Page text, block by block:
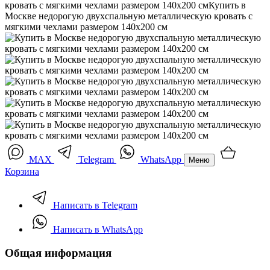
MAX Telegram WhatsApp Меню
Корзина
Написать в Telegram
Написать в WhatsApp
Общая информация